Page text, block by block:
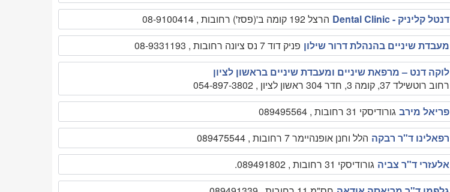
דנטל קליניק - Dental Clinic
הרצל 192 קומה ב'(פסז') רחובות , 08-9100414
מעבדת שיניים בהנהלת דרור שילון פניק דוד 7 נס ציונה רחובות , 08-9331193
לוקה דנט – מרפאת שיניים ומעבדת שיניים בראשון לציון
רחוב רוטשילד 37, קומה 3, חדר 304 ראשון לציון , 054-897-3802
פריאל מירב גורודיסקי 31 רחובות , 089495564
רפאלינו ד"ר רבקה הלל וחנן אופנהיימר 7 רחובות , 089475544
אלעזרי ד"ר צביה גורודיסקי 31 רחובות , 089491802.